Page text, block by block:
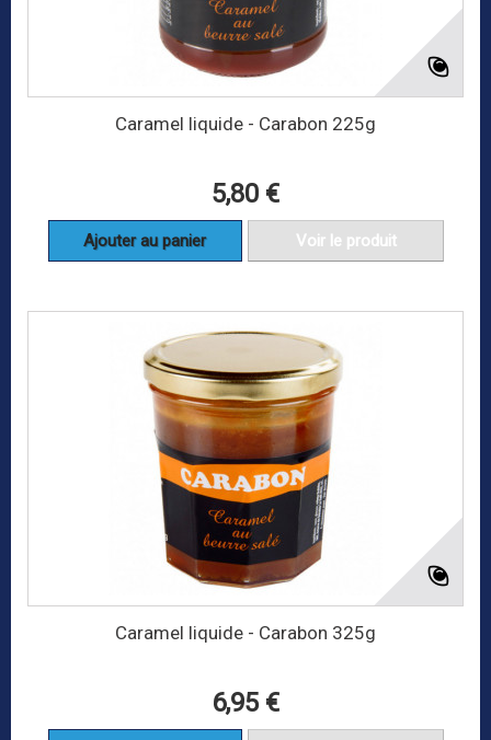
Caramel liquide - Carabon 225g
5,80 €
Ajouter au panier Voir le produit
Caramel liquide - Carabon 325g
6,95 €